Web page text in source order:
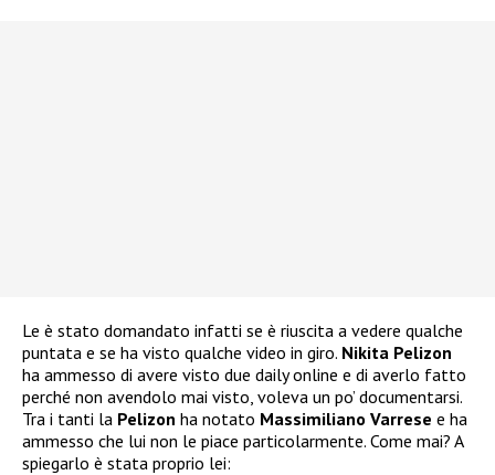
Le è stato domandato infatti se è riuscita a vedere qualche
puntata e se ha visto qualche video in giro. Nikita Pelizon
ha ammesso di avere visto due daily online e di averlo fatto
perché non avendolo mai visto, voleva un po’ documentarsi.
Tra i tanti la Pelizon ha notato Massimiliano Varrese e ha
ammesso che lui non le piace particolarmente. Come mai? A
spiegarlo è stata proprio lei: